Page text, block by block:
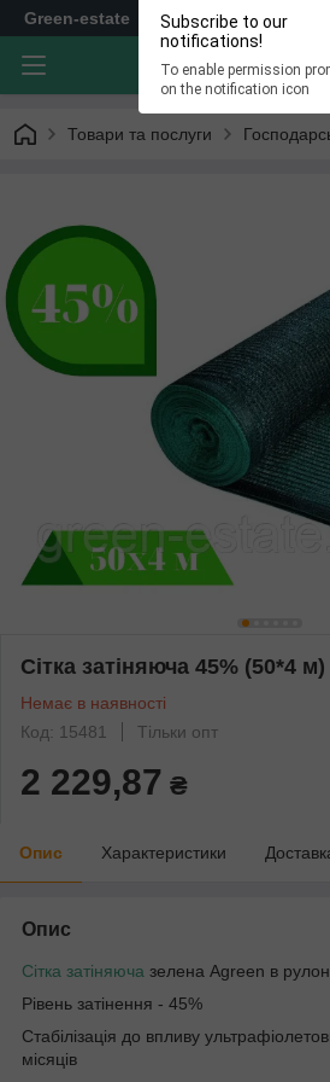
Subscribe to our
notifications!
To enable permission
on the notification icon
Green-estate
Товари та послуги
Сітка затіняюча 45% (50*4 м)
Немає в наявності
Код: 15481
Тільки опт
2 229,87 ₴
Опис Характеристики
Опис
Сітка затіняюча зелена Agreen в
Рівень затінення - 45%
Стабілізація до впливу
місяців